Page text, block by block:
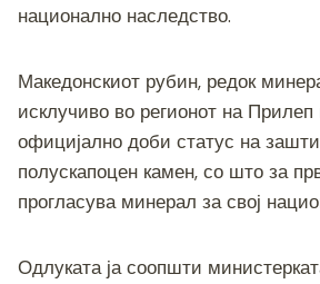
национално наследство.
Македонскиот рубин, редок
исклучиво во регионот на
официјално доби статус на
полускапоцен камен, со што за
прогласува минерал за свој
Одлуката ја соопшти